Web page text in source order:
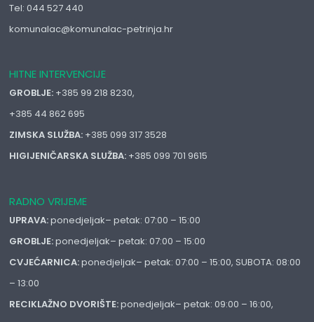
Tel: 044 527 440
komunalac@komunalac-petrinja.hr
HITNE INTERVENCIJE
GROBLJE: +385 99 218 8230,
+385 44 862 695
ZIMSKA SLUŽBA: +385 099 317 3528
HIGIJENIČARSKA SLUŽBA: +385 099 701 9615
RADNO VRIJEME
UPRAVA:ponedjeljak– petak: 07:00 – 15:00
GROBLJE:ponedjeljak– petak: 07:00 – 15:00
CVJEĆARNICA:ponedjeljak– petak: 07:00 – 15:00, SUBOTA: 08:00
– 13:00
RECIKLAŽNO DVORIŠTE:ponedjeljak– petak: 09:00 – 16:00,